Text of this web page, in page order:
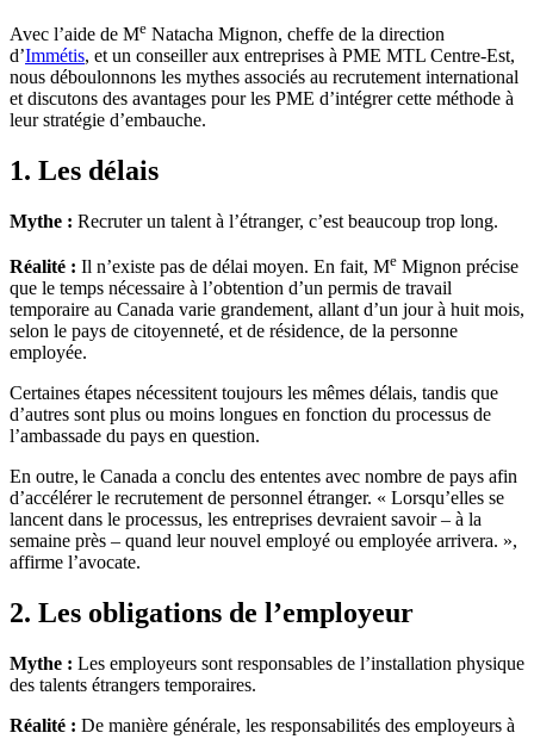
Avec l’aide de Me Natacha Mignon, cheffe de la direction
d’Immétis, et un conseiller aux entreprises à PME MTL Centre-Est,
nous déboulonnons les mythes associés au recrutement international
et discutons des avantages pour les PME d’intégrer cette méthode à
leur stratégie d’embauche.
1. Les délais
Mythe : Recruter un talent à l’étranger, c’est beaucoup trop long.
Réalité : Il n’existe pas de délai moyen. En fait, Me Mignon précise
que le temps nécessaire à l’obtention d’un permis de travail
temporaire au Canada varie grandement, allant d’un jour à huit mois,
selon le pays de citoyenneté, et de résidence, de la personne
employée.
Certaines étapes nécessitent toujours les mêmes délais, tandis que
d’autres sont plus ou moins longues en fonction du processus de
l’ambassade du pays en question.
En outre, le Canada a conclu des ententes avec nombre de pays afin
d’accélérer le recrutement de personnel étranger. « Lorsqu’elles se
lancent dans le processus, les entreprises devraient savoir – à la
semaine près – quand leur nouvel employé ou employée arrivera. »,
affirme l’avocate.
2. Les obligations de l’employeur
Mythe : Les employeurs sont responsables de l’installation physique
des talents étrangers temporaires.
Réalité : De manière générale, les responsabilités des employeurs à